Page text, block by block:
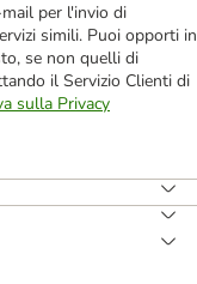
per l'invio di
simili. Puoi opporti in
se non quelli di
il Servizio Clienti di
sulla Privacy